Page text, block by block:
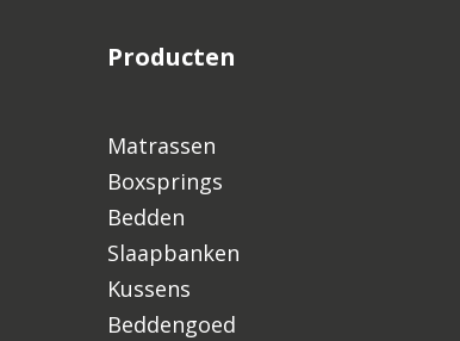
Producten
Matrassen
Boxsprings
Bedden
Slaapbanken
Kussens
Beddengoed